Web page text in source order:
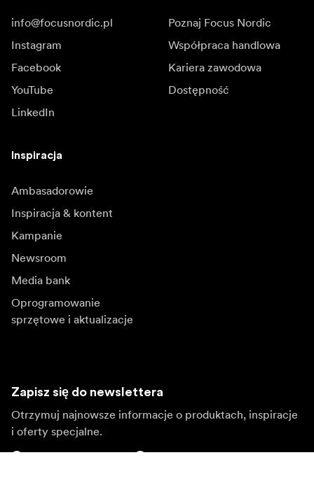
info@focusnordic.pl
Instagram
Facebook
YouTube
LinkedIn
Poznaj Focus Nordic
Współpraca handlowa
Kariera zawodowa
Dostępność
Inspiracja
Ambasadorowie
Inspiracja & kontent
Kampanie
Newsroom
Media bank
Oprogramowanie
sprzętowe i aktualizacje
Zapisz się do newslettera
Otrzymuj najnowsze informacje o produktach, inspiracje
i oferty specjalne.